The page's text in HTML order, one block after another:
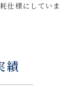
仕様にしていま
績